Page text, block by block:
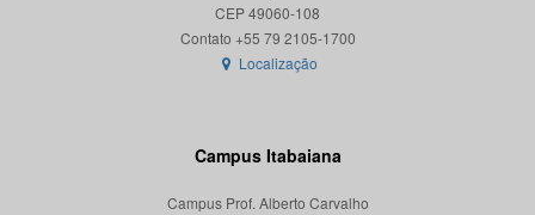
CEP 49060-108
Localização
Campus Itabaiana
Campus Prof. Alberto Carvalho